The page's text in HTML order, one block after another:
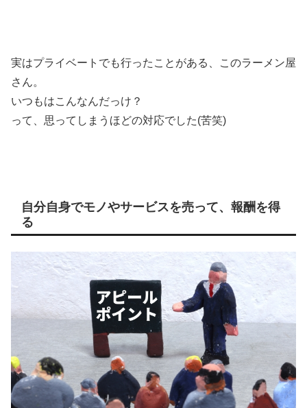
実はプライベートでも行ったことがある、このラーメン屋
さん。
いつもはこんなんだっけ？
って、思ってしまうほどの対応でした(苦笑)
自分自身でモノやサービスを売って、報酬を得
る